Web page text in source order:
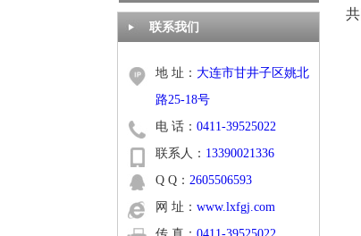
联系我们
地 址： 大连市甘井子区姚北
路25-18号
电 话： 0411-39525022
联系人： 13390021336
Q Q： 2605506593
网 址： www.lxfgj.com